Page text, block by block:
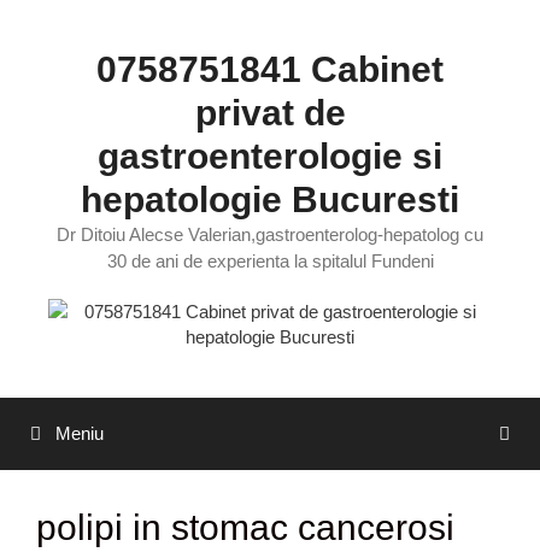
0758751841 Cabinet
privat de
gastroenterologie si
hepatologie Bucuresti
Dr Ditoiu Alecse Valerian,gastroenterolog-hepatolog cu
30 de ani de experienta la spitalul Fundeni
Meniu
polipi in stomac cancerosi